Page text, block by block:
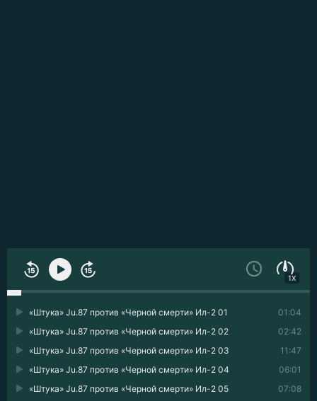
1X
01:04
«Штука» Ju.87 против «Черной смерти» Ил-2 01
02:42
«Штука» Ju.87 против «Черной смерти» Ил-2 02
11:47
«Штука» Ju.87 против «Черной смерти» Ил-2 03
06:01
«Штука» Ju.87 против «Черной смерти» Ил-2 04
07:08
«Штука» Ju.87 против «Черной смерти» Ил-2 05